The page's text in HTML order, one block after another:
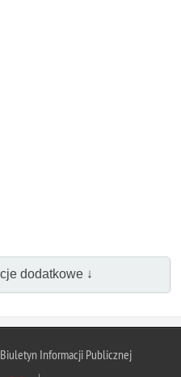
dodatkowe ↓
Biuletyn Informacji Publicznej